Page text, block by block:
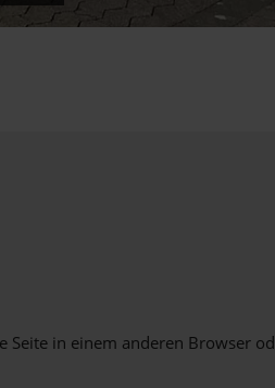
in einem anderen Browser